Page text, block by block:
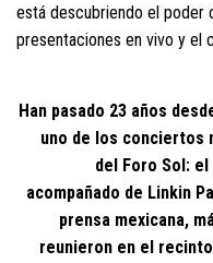
está descubriendo el poder
presentaciones en vivo y el
Han pasado 23 años
uno de los conciertos
del Foro Sol: el
acompañado de Linkin
prensa mexicana,
reunieron en el